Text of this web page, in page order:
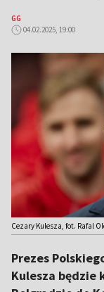
GG
04.02.2025, 19:00
Cezary Kulesza, fot. Rafal
Prezes
Kulesza będzie